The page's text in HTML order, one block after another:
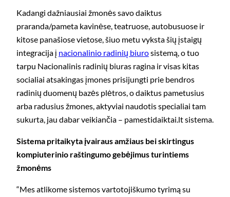
Kadangi dažniausiai žmonės savo daiktus
praranda/pameta kavinėse, teatruose, autobusuose ir
kitose panašiose vietose, šiuo metu vyksta šių įstaigų
integracija į nacionalinio radinių biurosistemą, o tuo
tarpu Nacionalinis radinių biuras ragina ir visas kitas
socialiai atsakingas įmones prisijungti prie bendros
radinių duomenų bazės plėtros, o daiktus pametusius
arba radusius žmones, aktyviai naudotis specialiai tam
sukurta, jau dabar veikiančia – pamestidaiktai.lt sistema.
Sistema pritaikyta įvairaus amžiaus bei skirtingus
kompiuterinio raštingumo gebėjimus turintiems
žmonėms
“Mes atlikome sistemos vartotojiškumo tyrimą su